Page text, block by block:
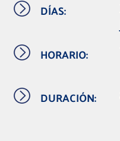
DÍAS:
HORARIO:
DURACIÓN: